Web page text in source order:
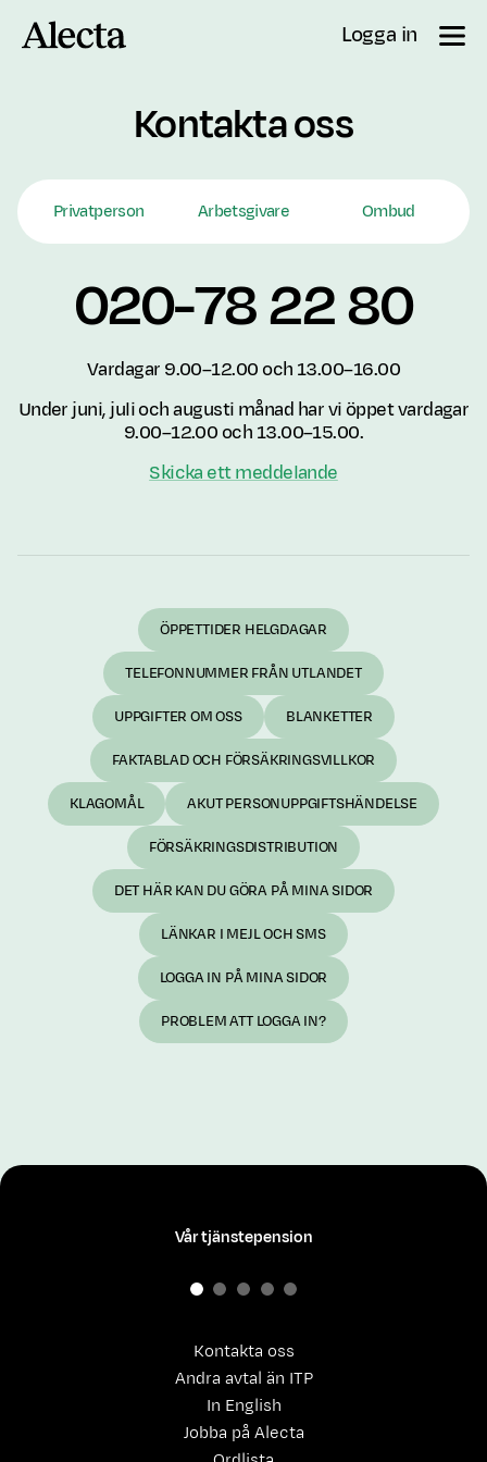
Logga in
Kontakta oss
Privatperson Arbetsgivare Ombud
020-78 22 80
Vardagar 9.00–12.00 och 13.00–16.00
Under juni, juli och augusti månad har vi öppet vardagar
9.00–12.00 och 13.00–15.00.
Skicka ett meddelande
ÖPPETTIDER HELGDAGAR
TELEFONNUMMER FRÅN UTLANDET
UPPGIFTER OM OSS BLANKETTER
FAKTABLAD OCH FÖRSÄKRINGSVILLKOR
KLAGOMÅL AKUT PERSONUPPGIFTSHÄNDELSE
FÖRSÄKRINGSDISTRIBUTION
DET HÄR KAN DU GÖRA PÅ MINA SIDOR
LÄNKAR I MEJL OCH SMS
LOGGA IN PÅ MINA SIDOR
PROBLEM ATT LOGGA IN?
Kontakta oss
Andra avtal än ITP
In English
Jobba på Alecta
Vår tjänstepension